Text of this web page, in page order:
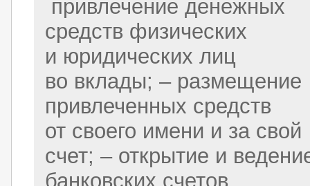
привлечение денежных
средств физических
и юридических лиц
во вклады; – размещение
привлеченных средств
от своего имени и за свой
счет; – открытие и
банковских счетов